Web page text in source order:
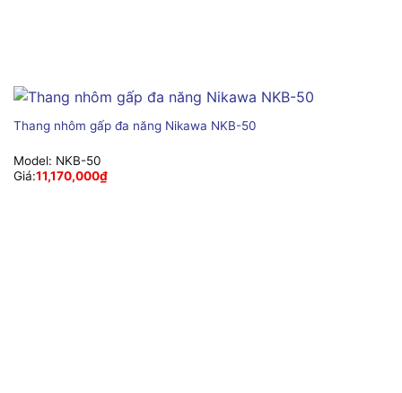
Thang nhôm gấp đa năng Nikawa NKB-50
Model: NKB-50
Giá:11,170,000₫